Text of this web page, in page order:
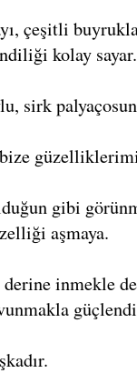
çeşitli
kolay sayar.
sirk
gibi
aşmaya.
derine inmekle